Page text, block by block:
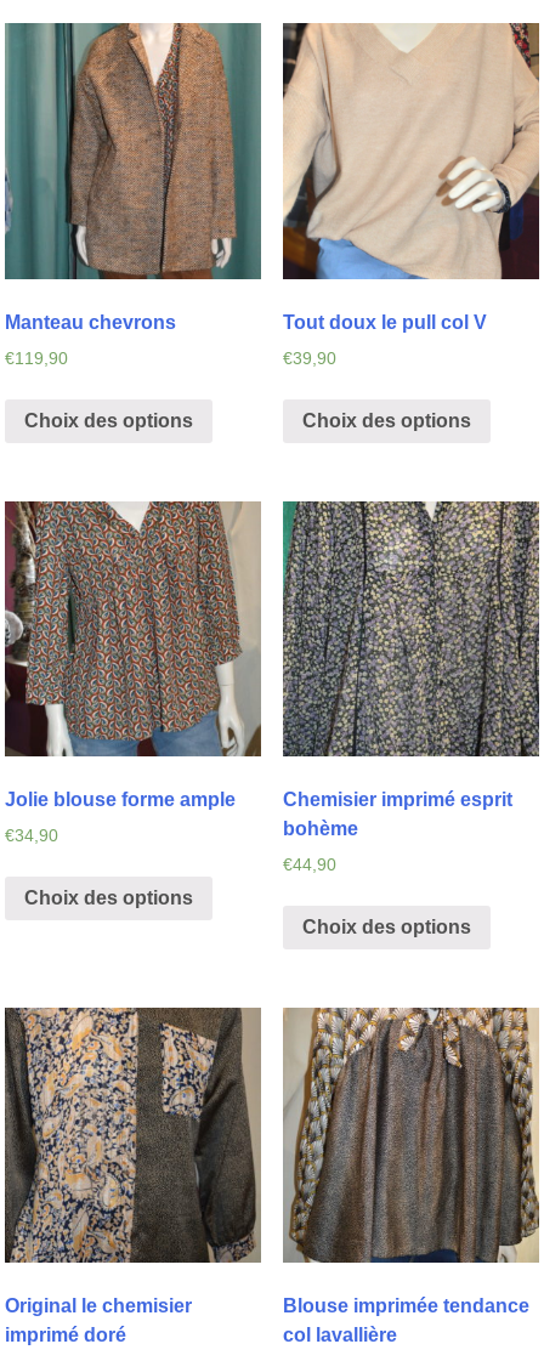
Manteau chevrons
€119,90
Choix des options
Tout doux le pull col V
€39,90
Choix des options
Jolie blouse forme ample
€34,90
Choix des options
Chemisier imprimé esprit
bohème
€44,90
Choix des options
Original le chemisier
imprimé doré
Blouse imprimée tendance
col lavallière